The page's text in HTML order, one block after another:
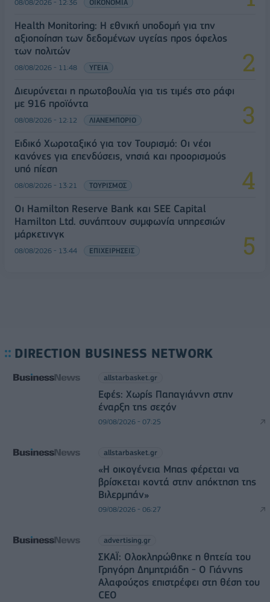
08/08/2026 - 12:36 ΟΙΚΟΝΟΜΙΑ
Health Monitoring: Η εθνική υποδομή για την
αξιοποίηση των δεδομένων υγείας προς όφελος
των πολιτών
08/08/2026 - 11:48 ΥΓΕΙΑ
Διευρύνεται η πρωτοβουλία για τις τιμές στο ράφι
με 916 προϊόντα
08/08/2026 - 12:12 ΛΙΑΝΕΜΠΟΡΙΟ
Ειδικό Χωροταξικό για τον Τουρισμό: Οι νέοι
κανόνες για επενδύσεις, νησιά και προορισμούς
υπό πίεση
08/08/2026 - 13:21 ΤΟΥΡΙΣΜΟΣ
Οι Hamilton Reserve Bank και SEE Capital
Hamilton Ltd. συνάπτουν συμφωνία υπηρεσιών
μάρκετινγκ
08/08/2026 - 13:44 ΕΠΙΧΕΙΡΗΣΕΙΣ
DIRECTION BUSINESS NETWORK
allstarbasket.gr
Εφές: Χωρίς Παπαγιάννη στην
έναρξη της σεζόν
09/08/2026 - 07:25
allstarbasket.gr
«Η οικογένεια Μπας φέρεται να
βρίσκεται κοντά στην απόκτηση της
Βιλερμπάν»
09/08/2026 - 06:27
advertising.gr
ΣΚΑΪ: Ολοκληρώθηκε η θητεία του
Γρηγόρη Δημητριάδη - Ο Γιάννης
Αλαφούζος επιστρέφει στη θέση του
CEO